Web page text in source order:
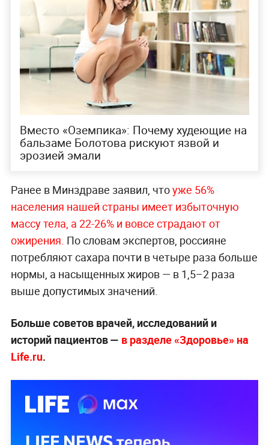
Вместо «Оземпика»: Почему худеющие на
бальзаме Болотова рискуют язвой и
эрозией эмали
Ранее в Минздраве заявил, чтоуже 56%
населения нашей страны имеет избыточную
массу тела, а 22-26% и вовсе страдают от
ожирения. По словам экспертов, россияне
потребляют сахара почти в четыре раза больше
нормы, а насыщенных жиров — в 1,5–2 раза
выше допустимых значений.
Больше советов врачей, исследований и
историй пациентов — в разделе «Здоровье» на
Life.ru.